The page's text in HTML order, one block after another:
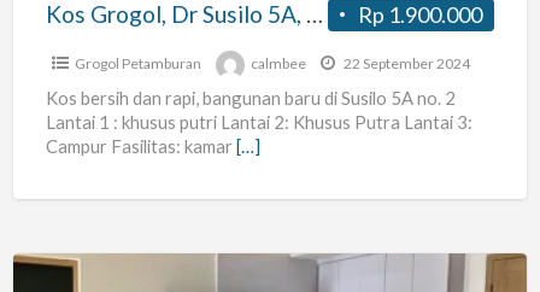
Rp 1.900.000
Kos Grogol, Dr Susilo 5A, baru dan bersih
Grogol Petamburan calmbee 22 September 2024
Kos bersih dan rapi, bangunan baru di Susilo 5A no. 2
Lantai 1 : khusus putri Lantai 2: Khusus Putra Lantai 3:
Campur Fasilitas: kamar[…]